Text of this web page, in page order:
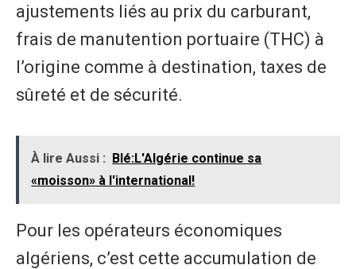
ajustements liés au prix du carburant,
frais de manutention portuaire (THC) à
l’origine comme à destination, taxes de
sûreté et de sécurité.
À lire Aussi : Blé:L'Algérie continue sa
«moisson» à l'international!
Pour les opérateurs économiques
algériens, c’est cette accumulation de